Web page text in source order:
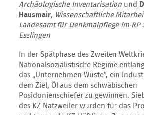
Archäologische Inventarisation und
Hausmair, Wissenschaftliche
Landesamt für Denkmalpflege im RP
Esslingen
In der Spätphase des Zweiten
Nationalsozialistische Regime
das „Unternehmen Wüste“, ein
dem Ziel, Öl aus dem schwäbischen
Posidonienschiefer zu gewinnen.
des KZ Natzweiler wurden für das